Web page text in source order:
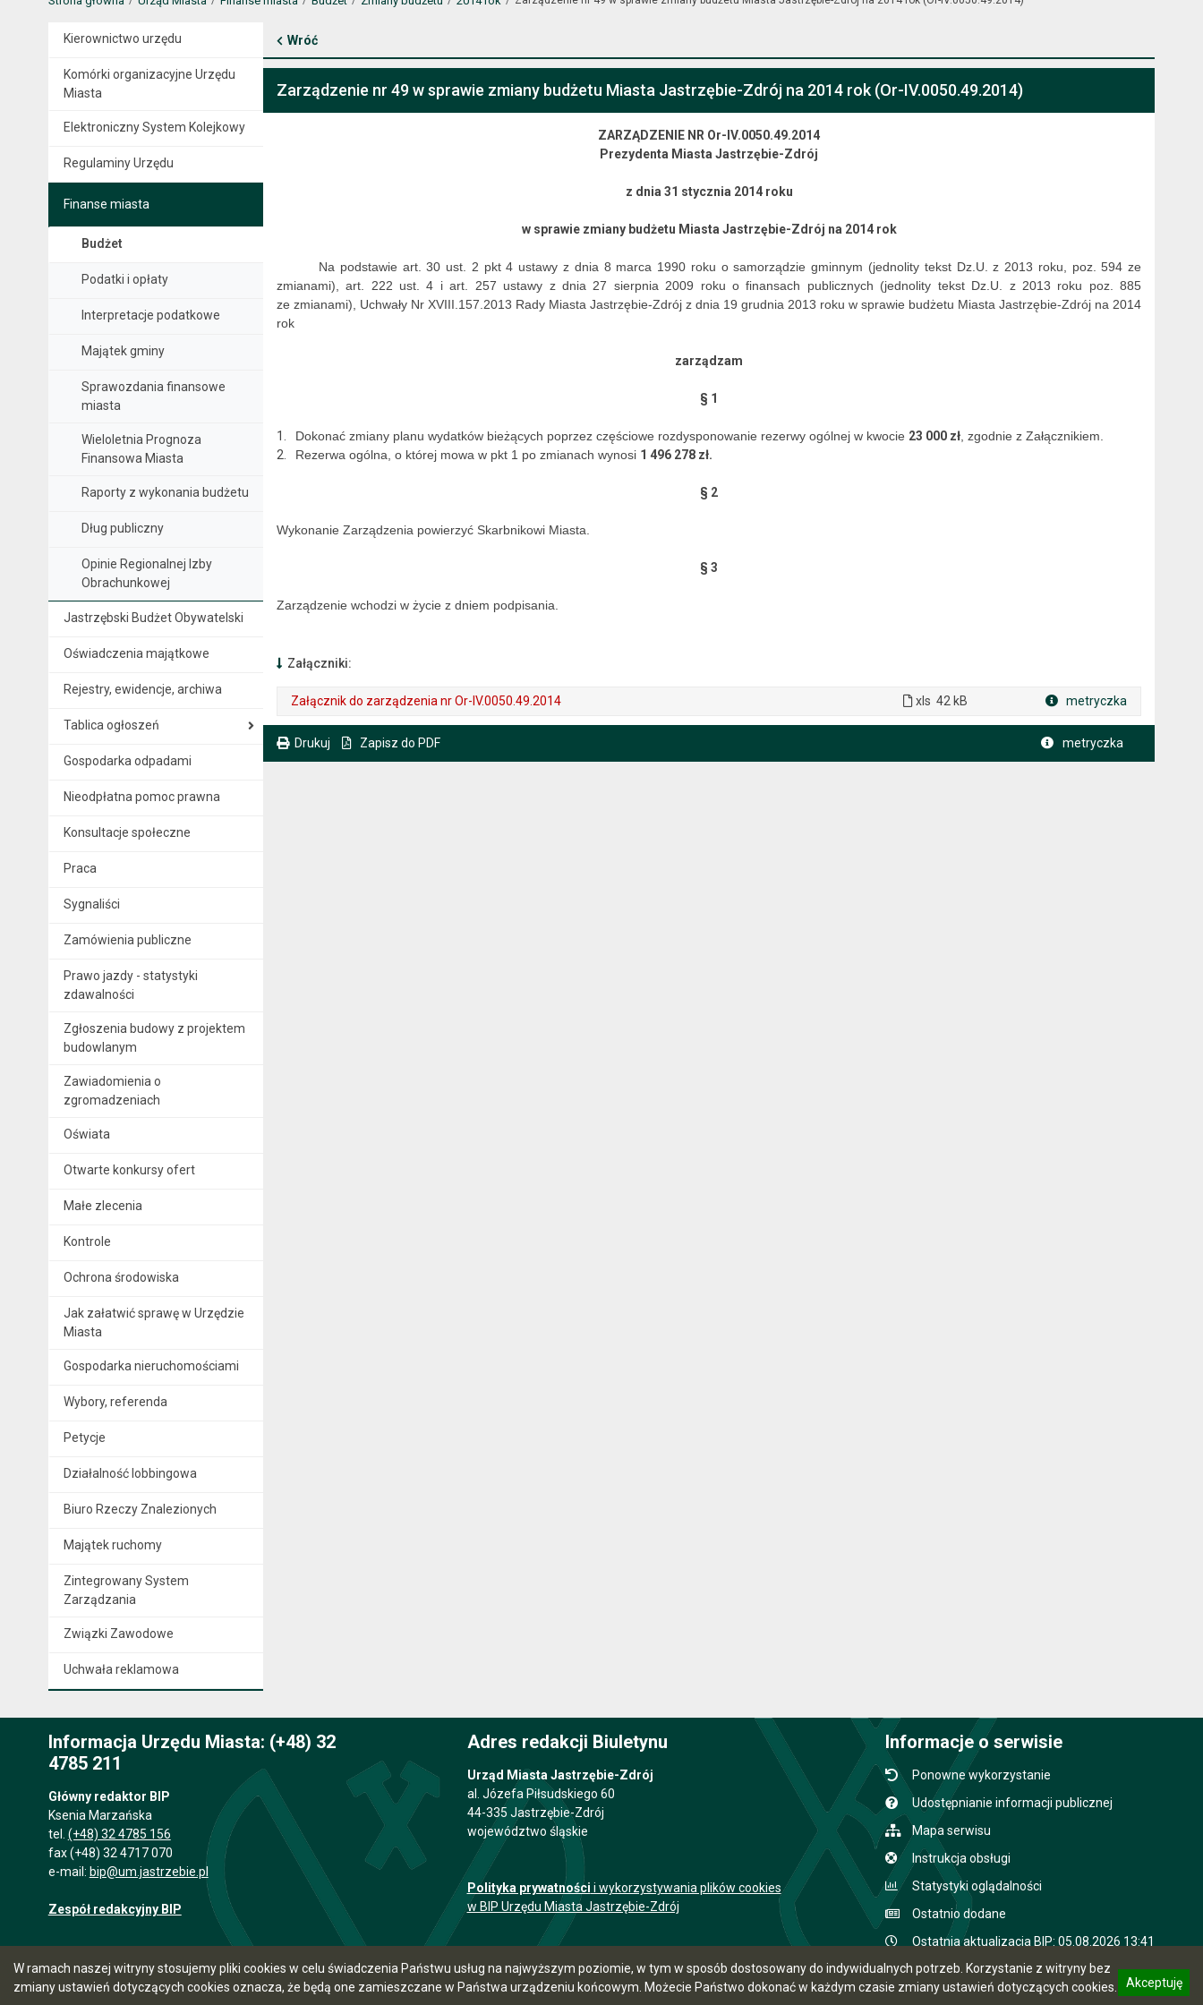
W ramach naszej witryny stosujemy pliki cookies w celu świadczenia Państwu usług na najwyższym poziomie, w tym w sposób dostosowany do indywidualnych potrzeb. Korzystanie z witryny bez
zmiany ustawień dotyczących cookies oznacza, że będą one zamieszczane w Państwa urządzeniu końcowym. Możecie Państwo dokonać w każdym czasie zmiany ustawień dotyczących cookies.
Akceptuję
Kierownictwo urzędu
Komórki organizacyjne Urzędu
Miasta
Elektroniczny System Kolejkowy
Regulaminy Urzędu
Finanse miasta
Budżet
Podatki i opłaty
Interpretacje podatkowe
Majątek gminy
Sprawozdania finansowe
miasta
Wieloletnia Prognoza
Finansowa Miasta
Raporty z wykonania budżetu
Dług publiczny
Opinie Regionalnej Izby
Obrachunkowej
Jastrzębski Budżet Obywatelski
Oświadczenia majątkowe
Rejestry, ewidencje, archiwa
Tablica ogłoszeń
Gospodarka odpadami
Nieodpłatna pomoc prawna
Konsultacje społeczne
Praca
Sygnaliści
Zamówienia publiczne
Prawo jazdy - statystyki
zdawalności
Zgłoszenia budowy z projektem
budowlanym
Zawiadomienia o
zgromadzeniach
Oświata
Otwarte konkursy ofert
Małe zlecenia
Kontrole
Ochrona środowiska
Jak załatwić sprawę w Urzędzie
Miasta
Gospodarka nieruchomościami
Wybory, referenda
Petycje
Działalność lobbingowa
Biuro Rzeczy Znalezionych
Majątek ruchomy
Zintegrowany System
Zarządzania
Związki Zawodowe
Uchwała reklamowa
Wróć
Zarządzenie nr 49 w sprawie zmiany budżetu Miasta Jastrzębie-Zdrój na 2014 rok (Or-IV.0050.49.2014)
ZARZĄDZENIE NR Or-IV.0050.49.2014
Prezydenta Miasta Jastrzębie-Zdrój
z dnia 31 stycznia 2014 roku
w sprawie zmiany budżetu Miasta Jastrzębie-Zdrój na 2014 rok
Na podstawie art. 30 ust. 2 pkt 4 ustawy z dnia 8 marca 1990 roku o samorządzie gminnym (jednolity tekst Dz.U. z 2013 roku, poz. 594 ze
zmianami), art. 222 ust. 4 i art. 257 ustawy z dnia 27 sierpnia 2009 roku o finansach publicznych (jednolity tekst Dz.U. z 2013 roku poz. 885
ze zmianami), Uchwały Nr XVIII.157.2013 Rady Miasta Jastrzębie-Zdrój z dnia 19 grudnia 2013 roku w sprawie budżetu Miasta Jastrzębie-Zdrój na 2014
rok
zarządzam
§ 1
1. Dokonać zmiany planu wydatków bieżących poprzez częściowe rozdysponowanie rezerwy ogólnej w kwocie 23 000 zł, zgodnie z Załącznikiem.
2.
Rezerwa ogólna, o której mowa w pkt 1 po zmianach wynosi 1 496 278 zł.
§ 2
Wykonanie Zarządzenia powierzyć Skarbnikowi Miasta.
§ 3
Zarządzenie wchodzi w życie z dniem podpisania.
Załączniki:
Załącznik do zarządzenia nr Or-IV.0050.49.2014 xls 42 kB metryczka
Drukuj Zapisz do PDF metryczka
Informacja Urzędu Miasta: (+48) 32
4785 211
Główny redaktor BIP
Ksenia Marzańska
tel. (+48) 32 4785 156
fax (+48) 32 4717 070
e-mail: bip@um.jastrzebie.pl
Zespół redakcyjny BIP
Adres redakcji Biuletynu
Urząd Miasta Jastrzębie-Zdrój
al. Józefa Piłsudskiego 60
44-335 Jastrzębie-Zdrój
województwo śląskie
Polityka prywatności i wykorzystywania plików cookies
w BIP Urzędu Miasta Jastrzębie-Zdrój
Informacje o serwisie
Ponowne wykorzystanie
Udostępnianie informacji publicznej
Mapa serwisu
Instrukcja obsługi
Statystyki oglądalności
Ostatnio dodane
Ostatnia aktualizacja BIP: 05.08.2026 13:41
5.7.0 [15] CMS i hosting: Logonet Sp. z o.o. w Bydgoszczy